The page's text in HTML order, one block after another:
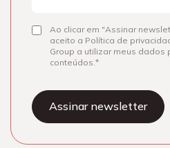
ConsentirAo clicar em "Assinar
aceito a Política de
Group a utilizar meus dados
conteúdos.